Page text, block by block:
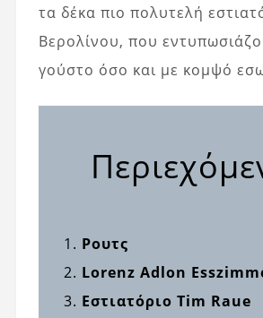
τα δέκα πιο πολυτελή
Βερολίνου, που
γούστο όσο και με κομψό
Ρουτς
Lorenz Adlon
Εστιατόριο Tim Raue